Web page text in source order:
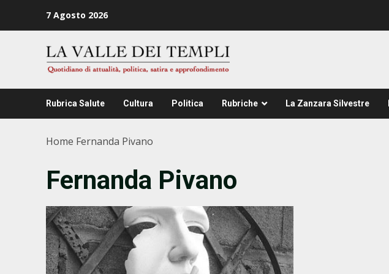
7 Agosto 2026
Rubrica Salute Cultura Politica Rubriche La Zanzara Silvestre
Home Fernanda Pivano
Fernanda Pivano